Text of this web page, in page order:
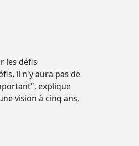
les défis
il n'y aura pas de
explique
vision à cinq ans,